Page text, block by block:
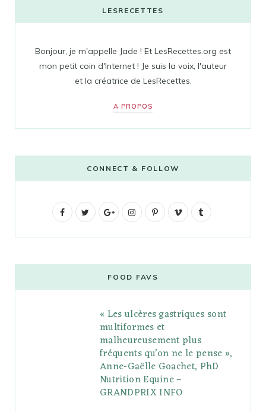
LESRECETTES
Bonjour, je m'appelle Jade ! Et LesRecettes.org est
mon petit coin d'Internet ! Je suis la voix, l'auteur
et la créatrice de LesRecettes.
A PROPOS
CONNECT & FOLLOW
F
b
t
G
g
l
e
P
l
s
I
t
a
g
r
a
m
P
e
r
e
s
V
o
l
r
FOOD FAVS
« Les ulcères gastriques sont
multiformes et
malheureusement plus
fréquents qu’on ne le pense »,
Anne-Gaëlle Goachet, PhD
Nutrition Equine –
GRANDPRIX INFO